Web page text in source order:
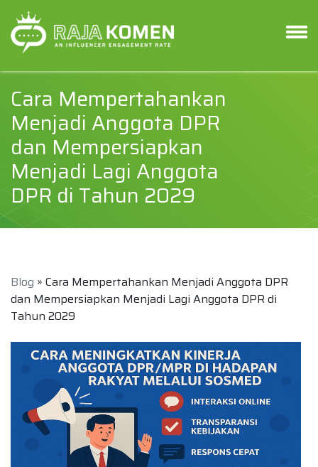
Cara Mempertahankan
Menjadi Anggota DPR
dan Mempersiapkan
Menjadi Lagi Anggota
DPR di Tahun 2029
Blog » Cara Mempertahankan Menjadi Anggota DPR
dan Mempersiapkan Menjadi Lagi Anggota DPR di
Tahun 2029